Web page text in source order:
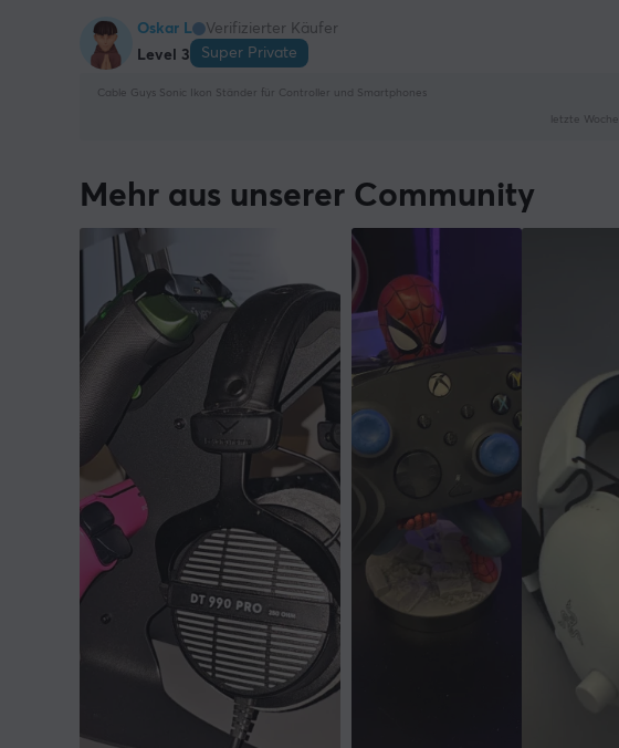
Oskar L
Verifizierter Käufer
Level 3
Super Private
Cable Guys Sonic Ikon Ständer für Controller und Smartphones
letzte Woche
Mehr aus unserer Community